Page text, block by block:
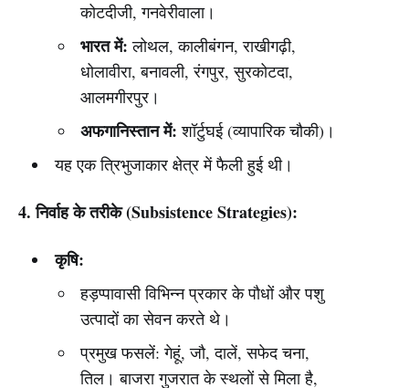
कोटदीजी, गनवेरीवाला।
भारत में: लोथल, कालीबंगन, राखीगढ़ी,
धोलावीरा, बनावली, रंगपुर, सुरकोटदा,
आलमगीरपुर।
अफगानिस्तान में: शॉर्टुघई (व्यापारिक चौकी)।
यह एक त्रिभुजाकार क्षेत्र में फैली हुई थी।
4. निर्वाह के तरीके (Subsistence Strategies):
कृषि:
हड़प्पावासी विभिन्न प्रकार के पौधों और पशु
उत्पादों का सेवन करते थे।
प्रमुख फसलें: गेहूं, जौ, दालें, सफेद चना,
तिल। बाजरा गुजरात के स्थलों से मिला है,